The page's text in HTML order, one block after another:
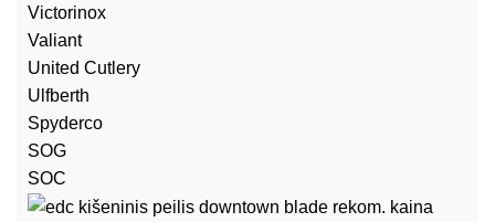
Victorinox
Valiant
United Cutlery
Ulfberth
Spyderco
SOG
SOC